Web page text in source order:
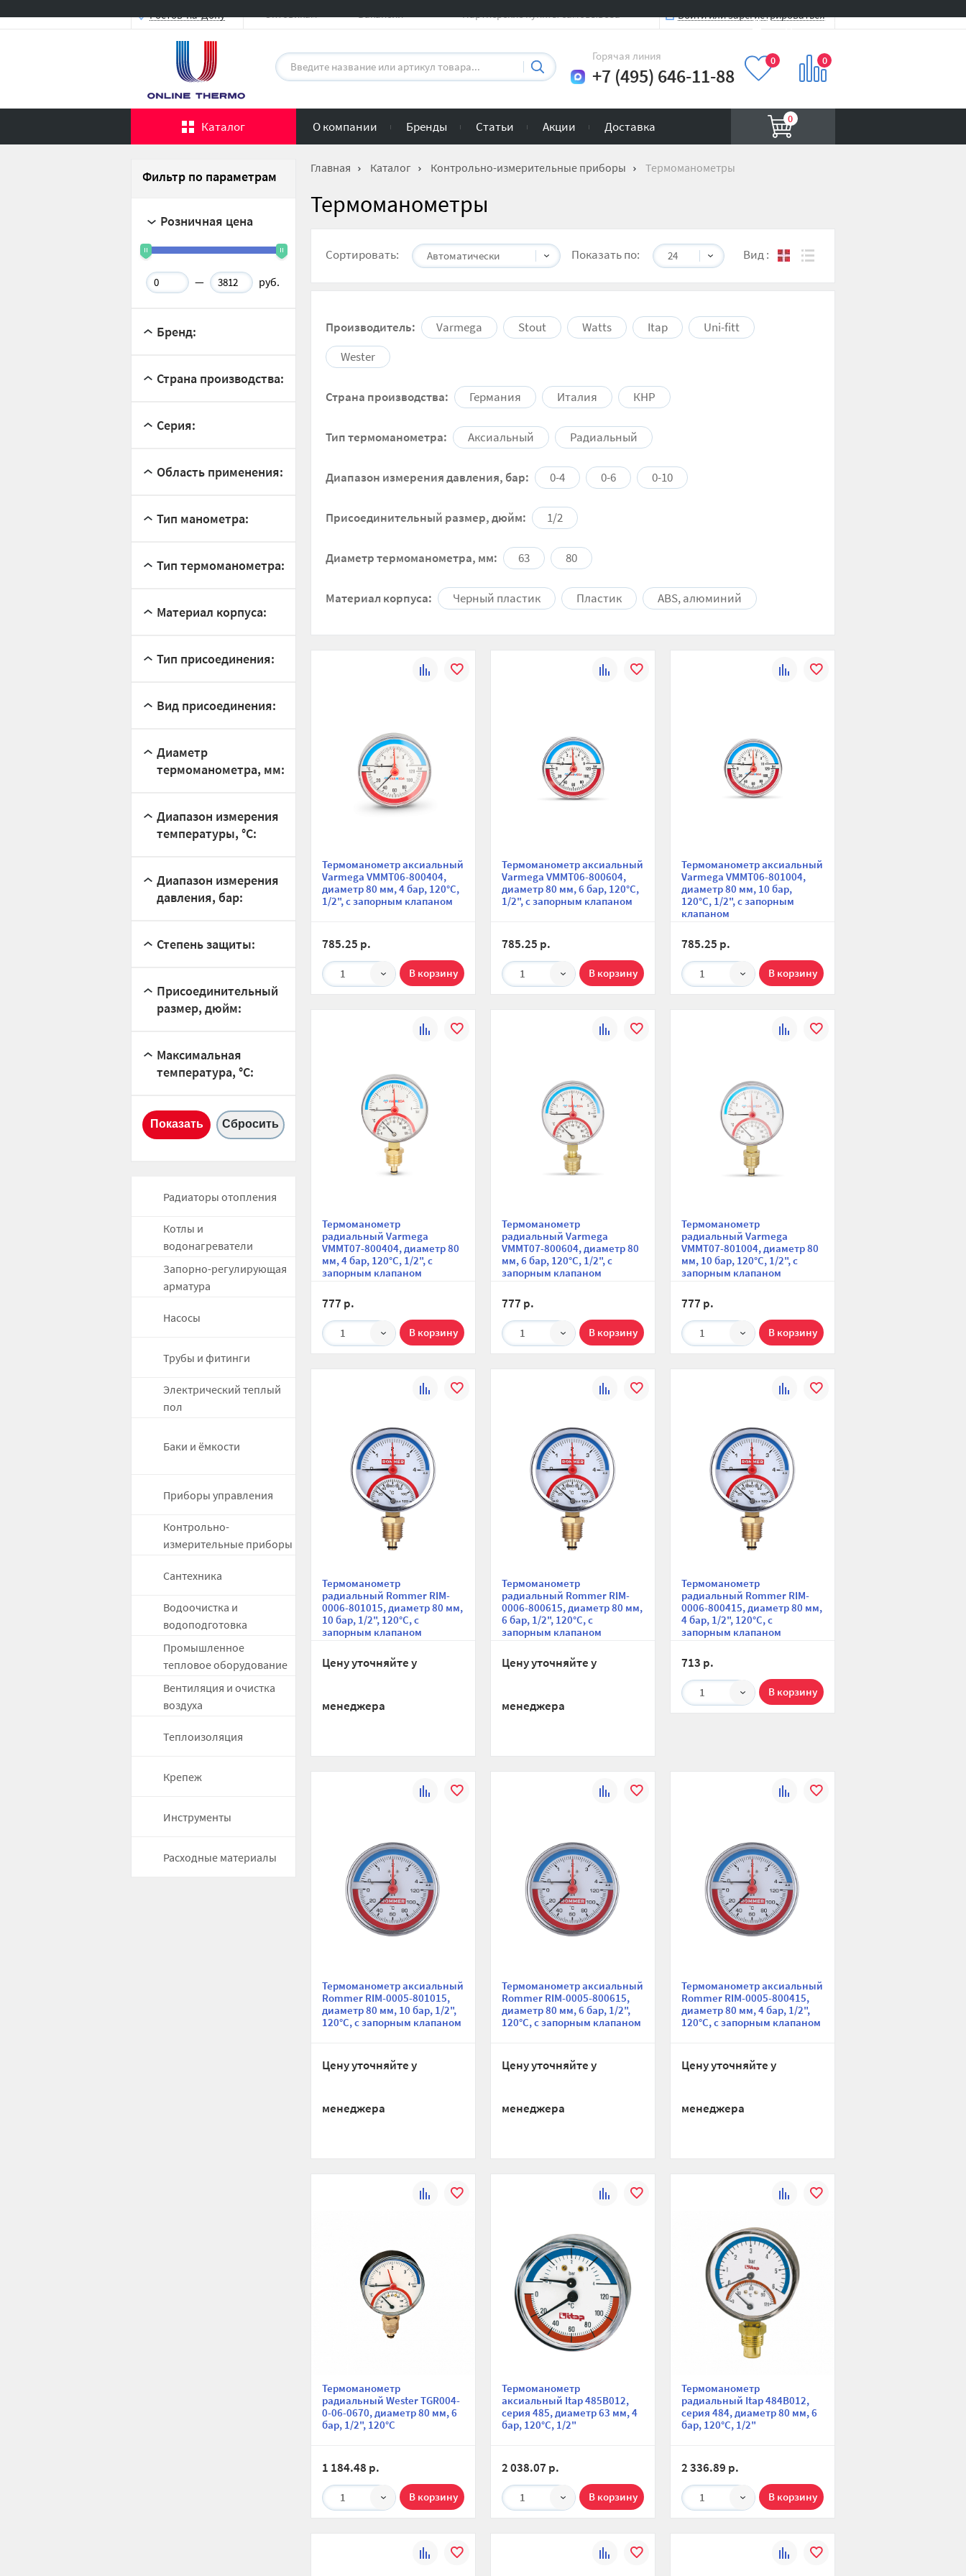
Ростов-на-Дону Оптовикам Вакансии Партнерские пункты самовывоза Войти или зарегистрироваться
Горячая линия
+7 (495) 646-11-88
0 0
Каталог О компании Бренды Статьи Акции Доставка 0
Вход на сайт
Фильтр по параметрам
Розничная цена
— руб.
Бренд:
Страна производства:
Серия:
Область применения:
Тип манометра:
Тип термоманометра:
Материал корпуса:
Тип присоединения:
Вид присоединения:
Диаметр
термоманометра, мм:
Диапазон измерения
температуры, °С:
Диапазон измерения
давления, бар:
Степень защиты:
Присоединительный
размер, дюйм:
Максимальная
температура, °С:
Радиаторы отопления
Котлы и
водонагреватели
Запорно-регулирующая
арматура
Насосы
Трубы и фитинги
Электрический теплый
пол
Баки и ёмкости
Приборы управления
Контрольно-
измерительные приборы
Сантехника
Водоочистка и
водоподготовка
Промышленное
тепловое оборудование
Вентиляция и очистка
воздуха
Теплоизоляция
Крепеж
Инструменты
Расходные материалы
Главная Каталог Контрольно-измерительные приборы Термоманометры
Термоманометры
Сортировать: Автоматически Показать по: 24 Вид:
Производитель: Varmega Stout Watts Itap
Uni-fitt
Wester
Страна производства: Германия Италия КНР
Тип термоманометра: Аксиальный Радиальный
Диапазон измерения давления, бар: 0-4 0-6 0-10
Присоединительный размер, дюйм: 1/2
Диаметр термоманометра, мм: 63 80
Материал корпуса: Черный пластик Пластик ABS, алюминий
Термоманометр аксиальный
Varmega VMMT06-800404,
диаметр 80 мм, 4 бар, 120°С,
1/2", с запорным клапаном
785.25 р.
1
Термоманометр аксиальный
Varmega VMMT06-800604,
диаметр 80 мм, 6 бар, 120°С,
1/2", с запорным клапаном
785.25 р.
1
Термоманометр аксиальный
Varmega VMMT06-801004,
диаметр 80 мм, 10 бар,
120°С, 1/2", с запорным
клапаном
785.25 р.
1
Термоманометр
радиальный Varmega
VMMT07-800404, диаметр 80
мм, 4 бар, 120°С, 1/2", с
запорным клапаном
777 р.
1
Термоманометр
радиальный Varmega
VMMT07-800604, диаметр 80
мм, 6 бар, 120°С, 1/2", с
запорным клапаном
777 р.
1
Термоманометр
радиальный Varmega
VMMT07-801004, диаметр 80
мм, 10 бар, 120°С, 1/2", с
запорным клапаном
777 р.
1
Термоманометр
радиальный Rommer RIM-
0006-801015, диаметр 80 мм,
10 бар, 1/2", 120°С, с
запорным клапаном
Цену уточняйте у
менеджера
Термоманометр
радиальный Rommer RIM-
0006-800615, диаметр 80 мм,
6 бар, 1/2", 120°С, с
запорным клапаном
Цену уточняйте у
менеджера
Термоманометр
радиальный Rommer RIM-
0006-800415, диаметр 80 мм,
4 бар, 1/2", 120°С, с
запорным клапаном
713 р.
1
Термоманометр аксиальный
Rommer RIM-0005-801015,
диаметр 80 мм, 10 бар, 1/2",
120°С, с запорным клапаном
Цену уточняйте у
менеджера
Термоманометр аксиальный
Rommer RIM-0005-800615,
диаметр 80 мм, 6 бар, 1/2",
120°С, с запорным клапаном
Цену уточняйте у
менеджера
Термоманометр аксиальный
Rommer RIM-0005-800415,
диаметр 80 мм, 4 бар, 1/2",
120°С, с запорным клапаном
Цену уточняйте у
менеджера
Термоманометр
радиальный Wester TGR004-
0-06-0670, диаметр 80 мм, 6
бар, 1/2", 120°С
1 184.48 р.
1
Термоманометр
аксиальный Itap 485B012,
серия 485, диаметр 63 мм, 4
бар, 120°С, 1/2"
2 038.07 р.
1
Термоманометр
радиальный Itap 484B012,
серия 484, диаметр 80 мм, 6
бар, 120°С, 1/2"
2 336.89 р.
1